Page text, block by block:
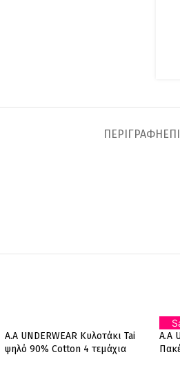
ΠΕΡΙΓΡΑΦΉ
A.A UNDERWEAR Κυλοτάκι Tai
ψηλό 90% Cotton 4 τεμάχια
2
Up
A.A